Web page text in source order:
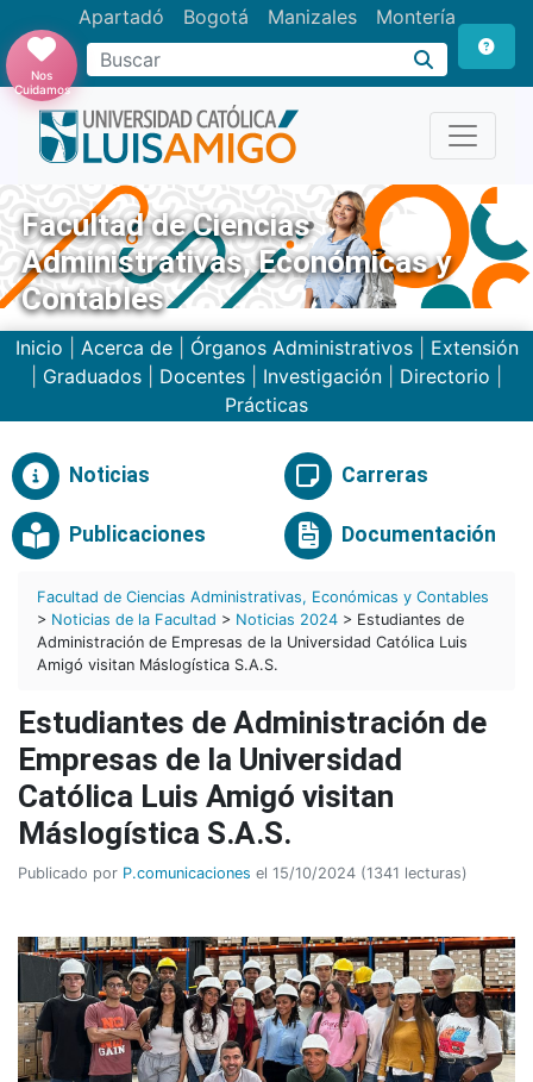
Apartadó Bogotá Manizales Montería
Buscar
Nos
Cuidamos
Facultad de Ciencias
Administrativas, Económicas y
Contables
Inicio Acerca de| Órganos Administrativos| Extensión
Graduados Docentes Investigación Directorio
Prácticas
Noticias Carreras
Publicaciones Documentación
Facultad de Ciencias Administrativas, Económicas y Contables
> Noticias de la Facultad > Noticias 2024 > Estudiantes de
Administración de Empresas de la Universidad Católica Luis
Amigó visitan Máslogística S.A.S.
Estudiantes de Administración de
Empresas de la Universidad
Católica Luis Amigó visitan
Máslogística S.A.S.
Publicado por P.comunicaciones el 15/10/2024 (1341 lecturas)